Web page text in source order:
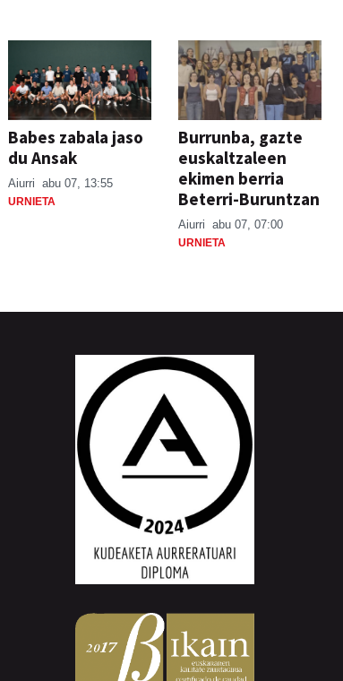
Babes zabala jaso
du Ansak
Aiurri abu 07, 13:55
URNIETA
Burrunba, gazte
euskaltzaleen
ekimen berria
Beterri-Buruntzan
Aiurri abu 07, 07:00
URNIETA